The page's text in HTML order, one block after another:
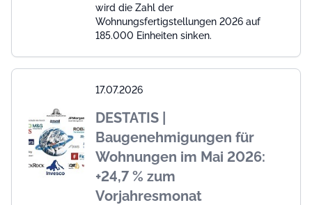
wird die Zahl der
Wohnungsfertigstellungen 2026 auf
185.000 Einheiten sinken.
17.07.2026
DESTATIS |
Baugenehmigungen für
Wohnungen im Mai 2026:
+24,7 % zum
Vorjahresmonat